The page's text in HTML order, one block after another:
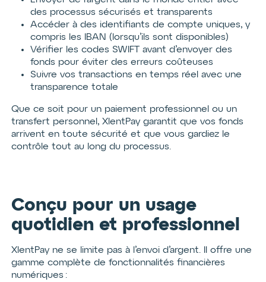
des processus sécurisés et transparents
Accéder à des identifiants de compte uniques, y
compris les IBAN (lorsqu’ils sont disponibles)
Vérifier les codes SWIFT avant d’envoyer des
fonds pour éviter des erreurs coûteuses
Suivre vos transactions en temps réel avec une
transparence totale
Que ce soit pour un paiement professionnel ou un
transfert personnel, XlentPay garantit que vos fonds
arrivent en toute sécurité et que vous gardiez le
contrôle tout au long du processus.
Conçu pour un usage
quotidien et professionnel
XlentPay ne se limite pas à l’envoi d’argent. Il offre une
gamme complète de fonctionnalités financières
numériques :